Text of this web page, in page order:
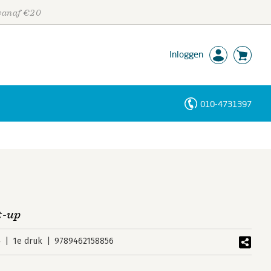
€20
Inloggen
010-4731397
up
1e druk 9789462158856
Personen